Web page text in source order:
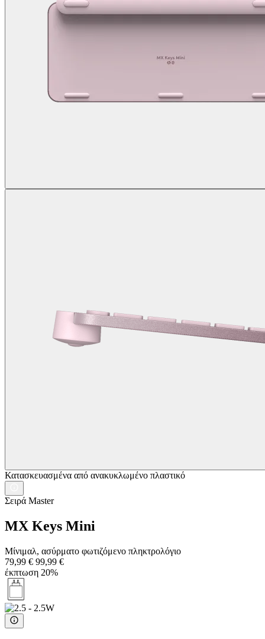
Κατασκευασμένα από ανακυκλωμένο πλαστικό
Σειρά Master
MX Keys Mini
Μίνιμαλ, ασύρματο φωτιζόμενο πληκτρολόγιο
79,99 € 99,99 €
έκπτωση 20%